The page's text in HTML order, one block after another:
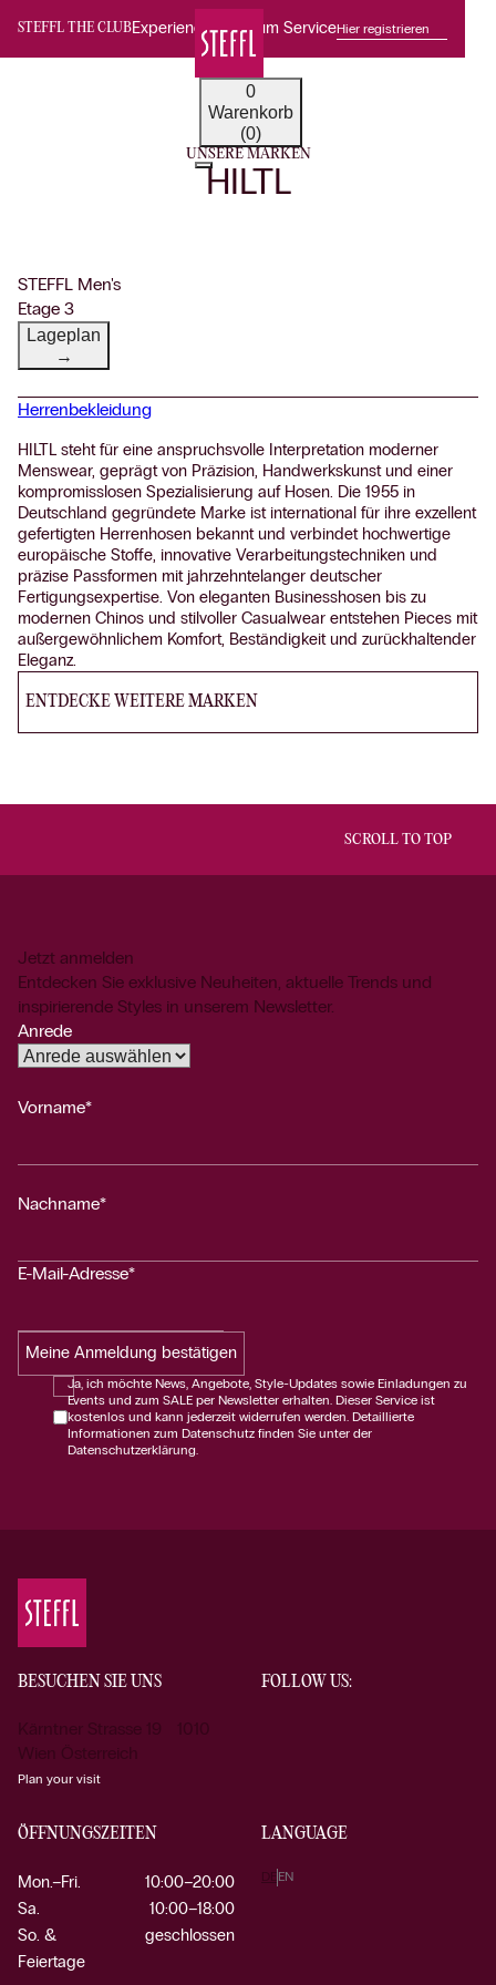
STEFFL THE CLUBExperience Premium ServiceHier registrieren
0
Warenkorb
(0)
UNSERE MARKEN
HILTL
STEFFL Men's
Etage 3
Lageplan
→
Herrenbekleidung
HILTL steht für eine anspruchsvolle Interpretation moderner
Menswear, geprägt von Präzision, Handwerkskunst und einer
kompromisslosen Spezialisierung auf Hosen. Die 1955 in
Deutschland gegründete Marke ist international für ihre exzellent
gefertigten Herrenhosen bekannt und verbindet hochwertige
europäische Stoffe, innovative Verarbeitungstechniken und
präzise Passformen mit jahrzehntelanger deutscher
Fertigungsexpertise. Von eleganten Businesshosen bis zu
modernen Chinos und stilvoller Casualwear entstehen Pieces mit
außergewöhnlichem Komfort, Beständigkeit und zurückhaltender
Eleganz.
ENTDECKE WEITERE MARKEN
SCROLL TO TOP
Jetzt anmelden
Entdecken Sie exklusive Neuheiten, aktuelle Trends und
inspirierende Styles in unserem Newsletter.
Anrede
Vorname*
Nachname*
E-Mail-Adresse*
Meine Anmeldung bestätigen
Ja, ich möchte News, Angebote, Style-Updates sowie Einladungen zu
Events und zum SALE per Newsletter erhalten. Dieser Service ist
kostenlos und kann jederzeit widerrufen werden. Detaillierte
Informationen zum Datenschutz finden Sie unter der
Datenschutzerklärung.
BESUCHEN SIE UNS
Kärntner Strasse 19 1010
Wien Österreich
Plan your visit
FOLLOW US:
ÖFFNUNGSZEITEN
Mon.–Fri.
10:00–20:00
Sa.
10:00–18:00
So. &
Feiertage
geschlossen
LANGUAGE
DE EN